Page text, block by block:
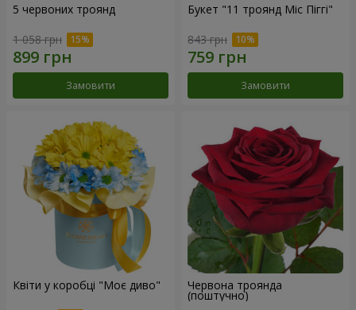
5 червоних троянд
1 058 грн
Замовити
Букет "11 троянд Міс Піггі"
843 грн
Замовити
Квіти у коробці "Моє диво" Червона троянда
(поштучно)